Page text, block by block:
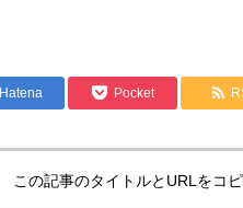
Hatena Pocket
この記事のタイトルとURLをコ